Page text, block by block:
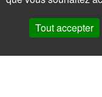
Tout accepter